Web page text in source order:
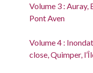
Volume 3 : Auray,
Pont Aven
Volume 4 :
close, Quimper,